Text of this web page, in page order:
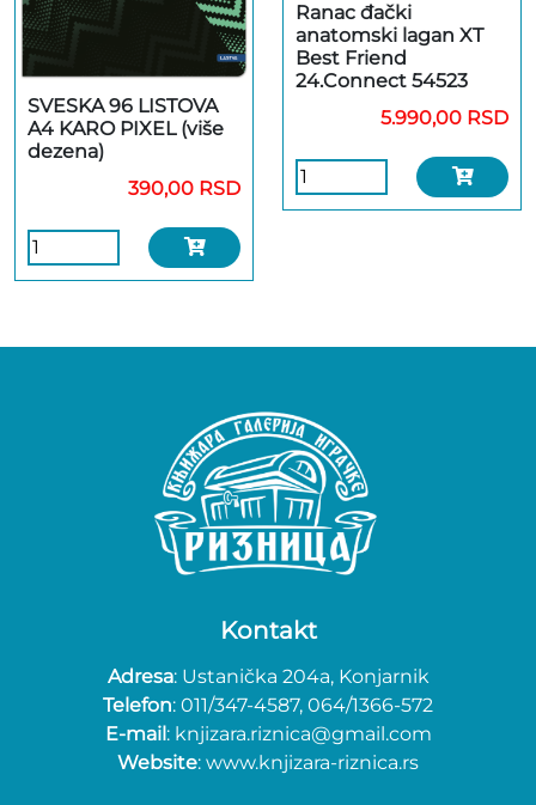
SVESKA 96 LISTOVA
A4 KARO PIXEL (više
dezena)
390,00 RSD
Ranac đački
anatomski lagan XT
Best Friend
24.Connect 54523
5.990,00 RSD
Kontakt
Adresa: Ustanička 204a, Konjarnik
Telefon: 011/347-4587, 064/1366-572
E-mail : knjizara.riznica@gmail.com
Website: www.knjizara-riznica.rs